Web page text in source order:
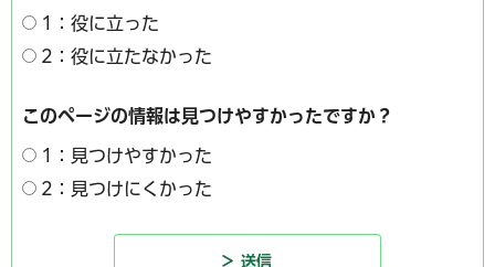
1：役に立った
2：役に立たなかった
このページの情報は見つけやすかったですか？
1：見つけやすかった
2：見つけにくかった